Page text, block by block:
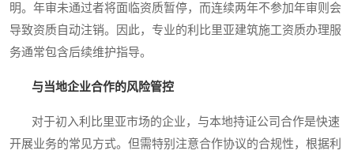
明。年审未通过者将面临资质暂停，而连续两年不参加年审则会
导致资质自动注销。因此，专业的利比里亚建筑施工资质办理服
务通常包含后续维护指导。
与当地企业合作的风险管控
对于初入利比里亚市场的企业，与本地持证公司合作是快速
开展业务的常见方式。但需特别注意合作协议的合规性，根据利